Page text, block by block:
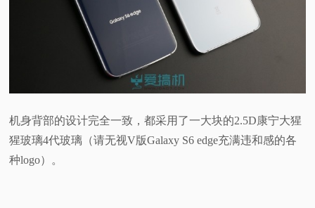
机身背部的设计完全一致，都采用了一大块的2.5D康宁大猩
猩玻璃4代玻璃（请无视V版Galaxy S6 edge充满违和感的各
种logo）。